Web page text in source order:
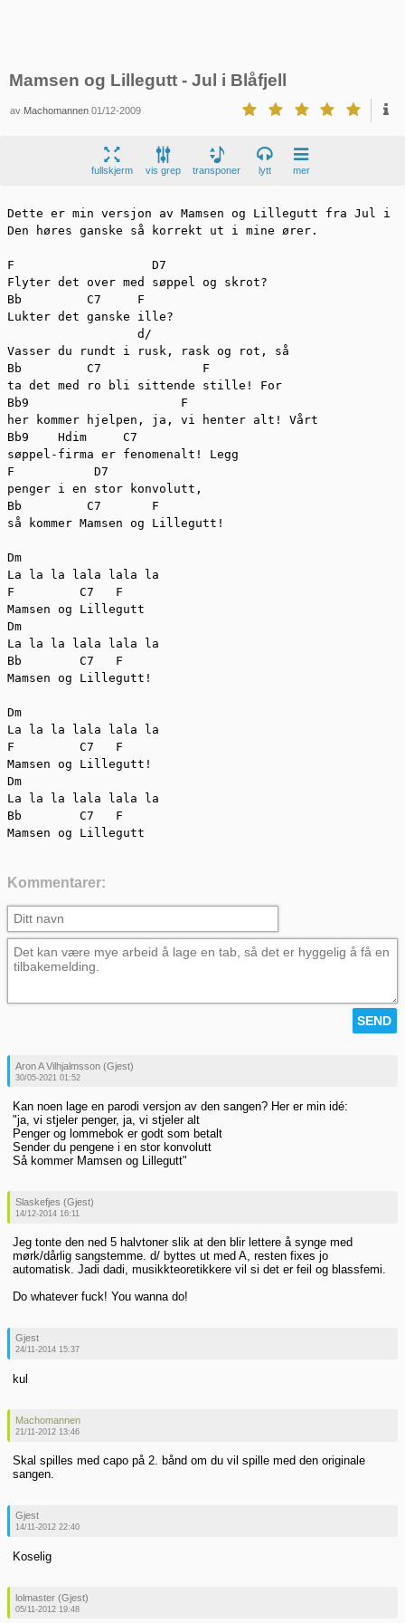
Mamsen og Lillegutt - Jul i Blåfjell
av Machomannen 01/12-2009
fullskjerm vis grep transponer lytt mer
Dette er min versjon av Mamsen og Lillegutt fra Jul
Den høres ganske så korrekt ut i mine ører.
F                   D7
Flyter det over med søppel og skrot?
Bb         C7     F
Lukter det ganske ille?
                  d/
Vasser du rundt i rusk, rask og rot, så
Bb         C7              F
ta det med ro bli sittende stille! For
Bb9                     F
her kommer hjelpen, ja, vi henter alt! Vårt
Bb9    Hdim     C7
søppel-firma er fenomenalt! Legg
F           D7
penger i en stor konvolutt,
Bb         C7       F
så kommer Mamsen og Lillegutt!
Dm
La la la lala lala la
F         C7   F
Mamsen og Lillegutt
Dm
La la la lala lala la
Bb        C7   F
Mamsen og Lillegutt!
Dm
La la la lala lala la
F         C7   F
Mamsen og Lillegutt!
Dm
La la la lala lala la
Bb        C7   F
Mamsen og Lillegutt
Kommentarer:
Aron A Vilhjalmsson (Gjest)
30/05-2021 01:52
Kan noen lage en parodi versjon av den sangen? Her er min idé:
"ja, vi stjeler penger, ja, vi stjeler alt
Penger og lommebok er godt som betalt
Sender du pengene i en stor konvolutt
Så kommer Mamsen og Lillegutt"
Slaskefjes (Gjest)
14/12-2014 16:11
Jeg tonte den ned 5 halvtoner slik at den blir lettere å synge med
mørk/dårlig sangstemme. d/ byttes ut med A, resten fixes jo
automatisk. Jadi dadi, musikkteoretikkere vil si det er feil og blassfemi.
Do whatever fuck! You wanna do!
Gjest
24/11-2014 15:37
kul
Machomannen
21/11-2012 13:46
Skal spilles med capo på 2. bånd om du vil spille med den originale
sangen.
Gjest
14/11-2012 22:40
Koselig
lolmaster (Gjest)
05/11-2012 19:48